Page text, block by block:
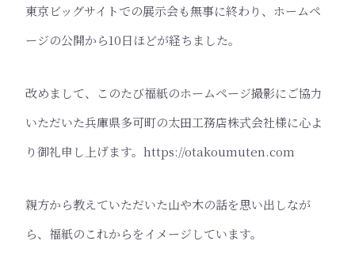
東京ビッグサイトでの展示会も無事に終わり、ホームペ
ージの公開から10日ほどが経ちました。
改めまして、このたび福紙のホームページ撮影にご協力
いただいた兵庫県多可町の太田工務店株式会社様に心よ
り御礼申し上げます。https://otakoumuten.com
親方から教えていただいた山や木の話を思い出しなが
ら、福紙のこれからをイメージしています。